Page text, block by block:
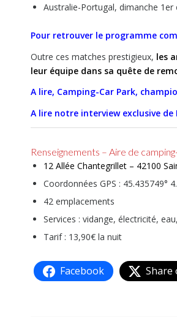
Australie-Portugal, dimanche
Pour retrouver le programme
Outre ces matches prestigieux, les
leur équipe dans sa quête de
A lire, Camping-Car Park,
A lire notre interview exclusive
Renseignements – Aire de
12 Allée Chantegrillet – 42100
Coordonnées GPS : 45.435749°
42 emplacements
Services : vidange, électricité,
Tarif : 13,90€ la nuit
Facebook Share